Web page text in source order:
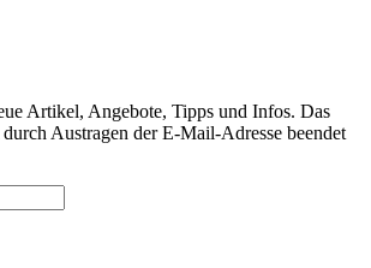
Artikel, Angebote, Tipps und Infos. Das
Austragen der E-Mail-Adresse beendet